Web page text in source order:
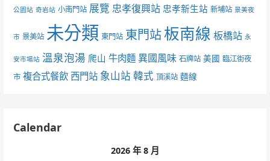
公園站 奇岩站 小南門站 展覽 忠孝復興站 忠孝新生站 新埔站 景美夜
市 景美站 未分類 東門站 東門站板南線 板橋站 永
安市場站 溫泉泡湯 爬山 牛肉麵 異國風味 石牌站 美國 臨江街夜
市 複合式餐飲 西門站 象山站 韓式 頂溪站 麵線
Calendar
2026 年 8 月